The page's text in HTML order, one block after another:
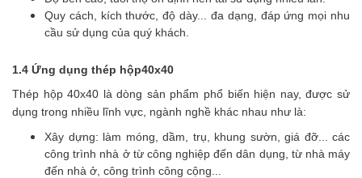
Quy cách, kích thước, độ dày... đa dạng, đáp ứng mọi nhu
cầu sử dụng của quý khách.
1.4 Ứng dụng thép hộp40x40
Thép hộp 40x40 là dòng sản phẩm phổ biến hiện nay, được sử
dụng trong nhiều lĩnh vực, ngành nghề khác nhau như là:
Xây dựng: làm móng, dầm, trụ, khung sườn, giá đỡ... các
công trình nhà ở từ công nghiệp đến dân dụng, từ nhà máy
đến nhà ở, công trình công cộng...